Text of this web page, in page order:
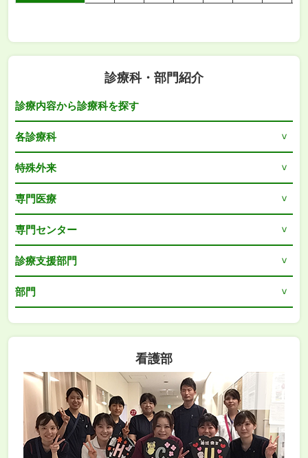
診療科・部門紹介
診療内容から診療科を探す
各診療科
特殊外来
専門医療
専門センター
診療支援部門
部門
看護部